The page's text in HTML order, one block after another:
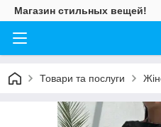
Магазин стильных вещей!
Товари та послуги